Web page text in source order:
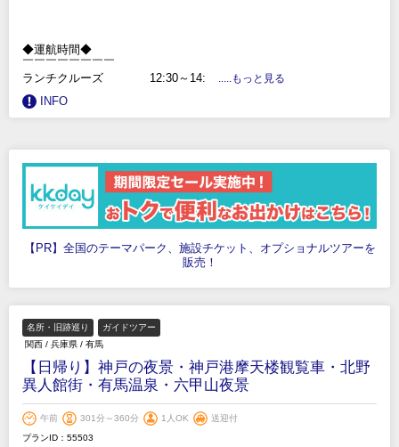
◆運航時間◆
￣￣￣￣￣￣￣￣
ランチクルーズ 12:30～14:
.....もっと見る
INFO
【PR】全国のテーマパーク、施設チケット、オプショナルツアーを
販売！
名所・旧跡巡り
ガイドツアー
関西 / 兵庫県 / 有馬
【日帰り】神戸の夜景・神戸港摩天楼観覧車・北野
異人館街・有馬温泉・六甲山夜景
午前 301分～360分 1人OK
送迎付
プランID：55503